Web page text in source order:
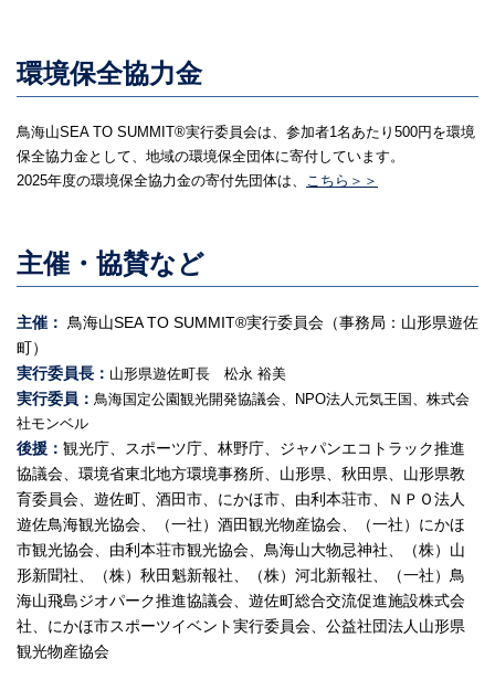
環境保全協力金
鳥海山SEA TO SUMMIT®実行委員会は、参加者1名あたり500円を環境
保全協力金として、地域の環境保全団体に寄付しています。
2025年度の環境保全協力金の寄付先団体は、
こちら＞＞
主催・協賛など
主催：
鳥海山SEA TO SUMMIT®実行委員会（事務局：山形県遊佐
町）
実行委員長： 山形県遊佐町長 松永 裕美
実行委員： 鳥海国定公園観光開発協議会、NPO法人元気王国、株式会
社モンベル
後援： 観光庁、スポーツ庁、林野庁、ジャパンエコトラック推進
協議会、環境省東北地方環境事務所、山形県、秋田県、山形県教
育委員会、遊佐町、酒田市、にかほ市、由利本荘市、ＮＰＯ法人
遊佐鳥海観光協会、（一社）酒田観光物産協会、（一社）にかほ
市観光協会、由利本荘市観光協会、鳥海山大物忌神社、（株）山
形新聞社、（株）秋田魁新報社、（株）河北新報社、（一社）鳥
海山飛島ジオパーク推進協議会、遊佐町総合交流促進施設株式会
社、にかほ市スポーツイベント実行委員会、公益社団法人山形県
観光物産協会